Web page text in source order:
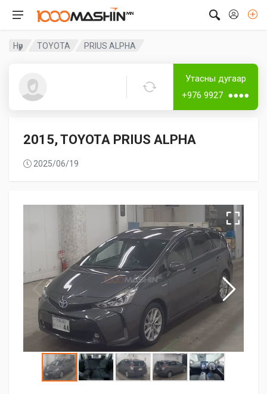
Нүүр TOYOTA PRIUS ALPHA
Утасны дугаар
+976 9927 ●●●●
2015, TOYOTA PRIUS ALPHA
2025/06/19